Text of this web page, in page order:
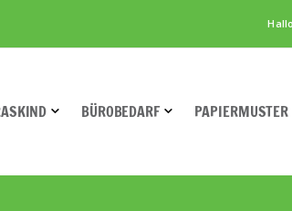
BÜROBEDARF PAPIERMUSTER